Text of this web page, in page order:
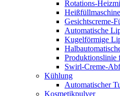
Rotations-
Gesichtscreme-
Automatische
Kugelförmige
Produktionslinie
Swirl-Creme-
Kühlung
Automatischer
Kosmetikpulver